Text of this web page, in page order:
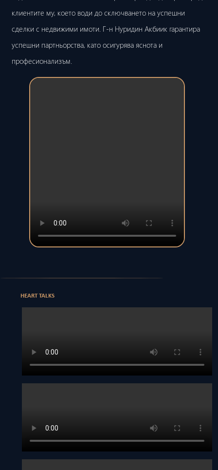
клиентите му, което води до сключването на успешни
сделки с недвижими имоти. Г-н Нуридин Акбиик гарантира
успешни партньорства, като осигурява яснота и
професионализъм.
HEART TALKS